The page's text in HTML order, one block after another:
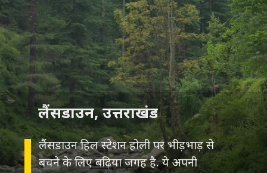
लैंसडाउन हिल स्टेशन होली पर भीड़भाड़ से
बचने के लिए बढ़िया जगह है. ये अपनी
लैंसडाउन, उत्तराखंड